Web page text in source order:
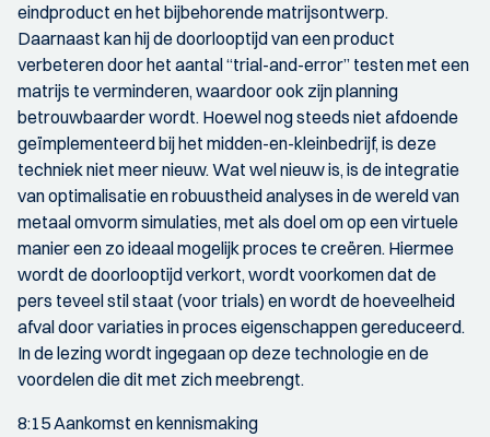
eindproduct en het bijbehorende matrijsontwerp.
Daarnaast kan hij de doorlooptijd van een product
verbeteren door het aantal “trial-and-error” testen met een
matrijs te verminderen, waardoor ook zijn planning
betrouwbaarder wordt. Hoewel nog steeds niet afdoende
geïmplementeerd bij het midden-en-kleinbedrijf, is deze
techniek niet meer nieuw. Wat wel nieuw is, is de integratie
van optimalisatie en robuustheid analyses in de wereld van
metaal omvorm simulaties, met als doel om op een virtuele
manier een zo ideaal mogelijk proces te creëren. Hiermee
wordt de doorlooptijd verkort, wordt voorkomen dat de
pers teveel stil staat (voor trials) en wordt de hoeveelheid
afval door variaties in proces eigenschappen gereduceerd.
In de lezing wordt ingegaan op deze technologie en de
voordelen die dit met zich meebrengt.
8:15 Aankomst en kennismaking